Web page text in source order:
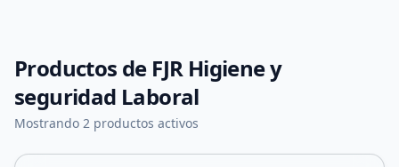
Productos de FJR Higiene y
seguridad Laboral
Mostrando 2 productos activos